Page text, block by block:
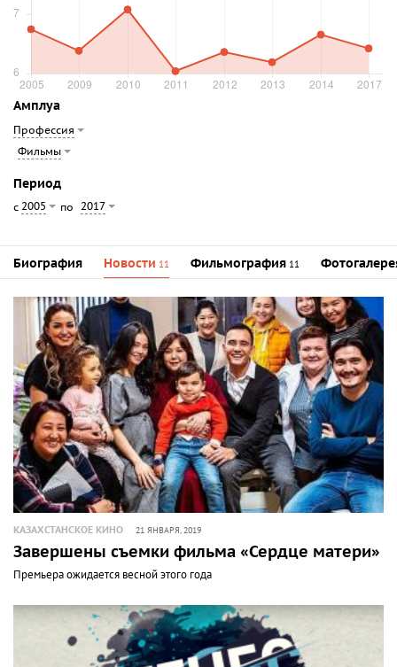
Амплуа
Профессия
Фильмы
Период
с 2005 по 2017
Биография Новости 11 Фильмография 11
КАЗАХСТАНСКОЕ КИНО 21 ЯНВАРЯ, 2019
Завершены съемки фильма «Сердце матери»
Премьера ожидается весной этого года